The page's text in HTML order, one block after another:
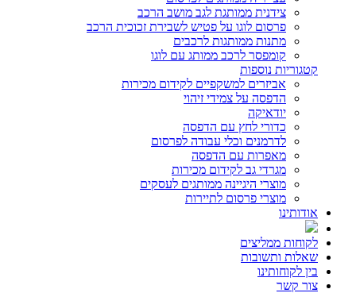
צידנית ממותגת לגב מושב הרכב
פרסום לוגו על פטיש לשבירת זכוכית הרכב
מתנות ממותגות לרכבים
קומפסר לרכב ממותג עם לוגו
קטגוריות נוספות
אביזרים למשקפיים לקידום מכירות
הדפסה על צמידי זיהוי
יודאיקה
כדורי לחץ עם הדפסה
לדרמנים וכלי עבודה לפרסום
מאפרות עם הדפסה
מגרדי גב לקידום מכירות
מוצרי היגיינה ממותגים לעסקים
מוצרי פרסום לתיירות
אודותינו
לקוחות ממליצים
שאלות ותשובות
בין לקוחותינו
צור קשר